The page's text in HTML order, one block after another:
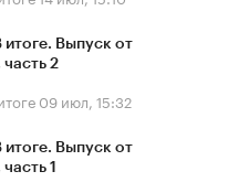
итоге. Выпуск от
2
09 июл, 15:32
итоге. Выпуск от
1